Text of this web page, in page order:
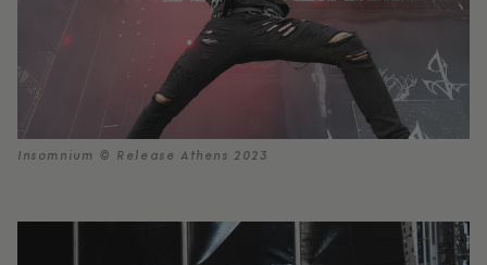
Insomnium © Release Athens 2023